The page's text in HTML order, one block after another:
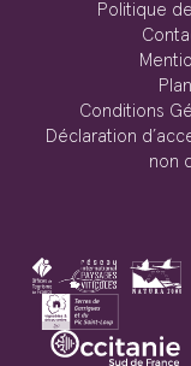
Politique
Conditions
Déclaration
non